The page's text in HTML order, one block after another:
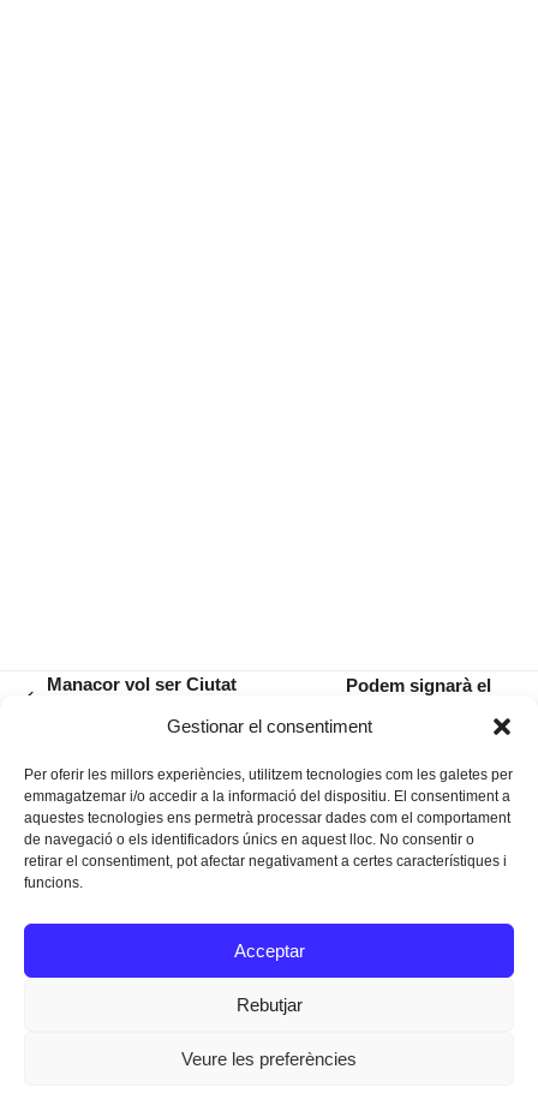
Gestionar el consentiment
Per oferir les millors experiències, utilitzem tecnologies com les galetes per
emmagatzemar i/o accedir a la informació del dispositiu. El consentiment a
aquestes tecnologies ens permetrà processar dades com el comportament
de navegació o els identificadors únics en aquest lloc. No consentir o
retirar el consentiment, pot afectar negativament a certes característiques i
funcions.
Acceptar
Rebutjar
Veure les preferències
Manacor vol ser Ciutat
next
Podem signarà el
Instagram
Facebook
Twitter
Texts Legals